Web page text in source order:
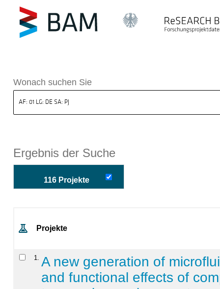
BAM
Wonach suchen Sie
Ergebnis der Suche
116 Projekte
Projekte
1
A new generation of
and functional effects of